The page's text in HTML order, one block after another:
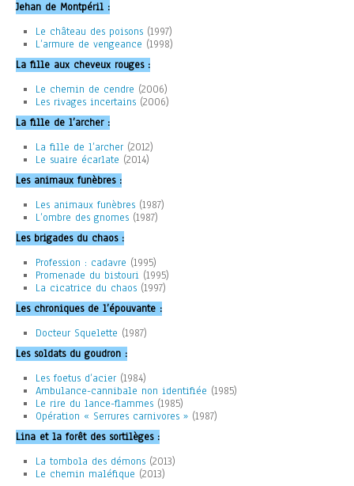
Jehan de Montpéril :
Le château des poisons (1997)
L’armure de vengeance (1998)
La fille aux cheveux rouges :
Le chemin de cendre (2006)
Les rivages incertains (2006)
La fille de l’archer :
La fille de l’archer (2012)
Le suaire écarlate (2014)
Les animaux funèbres :
Les animaux funèbres (1987)
L’ombre des gnomes (1987)
Les brigades du chaos :
Profession : cadavre (1995)
Promenade du bistouri (1995)
La cicatrice du chaos (1997)
Les chroniques de l’épouvante :
Docteur Squelette (1987)
Les soldats du goudron :
Les foetus d’acier (1984)
Ambulance-cannibale non identifiée (1985)
Le rire du lance-flammes (1985)
Opération « Serrures carnivores » (1987)
Lina et la forêt des sortilèges :
La tombola des démons (2013)
Le chemin maléfique (2013)